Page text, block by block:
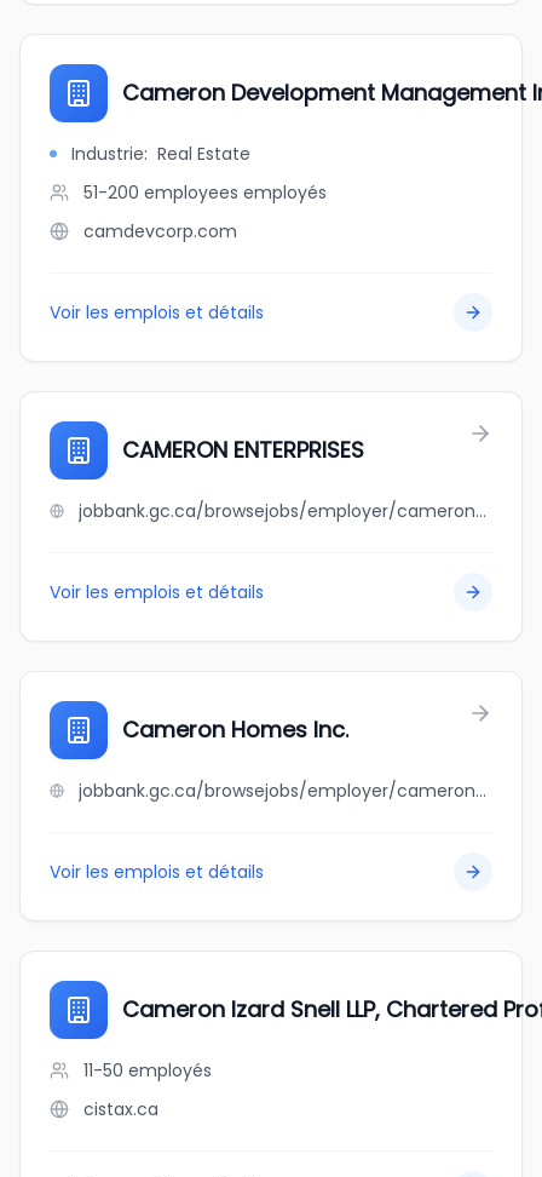
Cameron Development Management
Industrie: Real Estate
51-200 employees employés
camdevcorp.com
Voir les emplois et détails
CAMERON ENTERPRISES
jobbank.gc.ca/browsejobs/employer/cameron+enterprises/ca
Voir les emplois et détails
Cameron Homes Inc.
jobbank.gc.ca/browsejobs/employer/cameron+homes+inc./ca
Voir les emplois et détails
Cameron Izard Snell LLP, Chartered
11-50 employés
cistax.ca